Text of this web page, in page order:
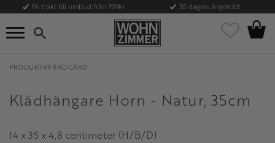
Meny
Fri frakt till ombud från 799kr 30 dagars ångerrätt
Favoriter
PRODUKTKYRKOGÅRD
Klädhängare Horn - Natur, 35cm
14 x 35 x 4,8 centimeter (H/B/D)